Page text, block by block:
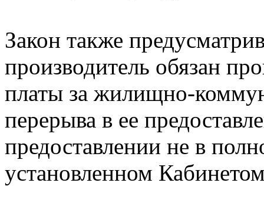
Закон также
производитель обязан
платы за жилищно-
перерыва в ее
предоставлении не в
установленном